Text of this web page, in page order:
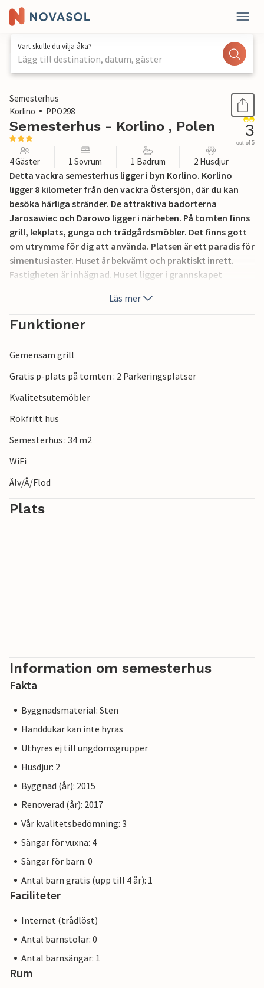
Vart skulle du vilja åka?
Lägg till destination, datum, gäster
1 / 23
Semesterhus
Korlino
PPO298
Semesterhus - Korlino , Polen 3
out of 5
4 Gäster 1 Sovrum 1 Badrum 2 Husdjur
Detta vackra semesterhus ligger i byn Korlino. Korlino
ligger 8 kilometer från den vackra Östersjön, där du kan
besöka härliga stränder. De attraktiva badorterna
Jarosawiec och Darowo ligger i närheten. På tomten finns
grill, lekplats, gunga och trädgårdsmöbler. Det finns gott
om utrymme för dig att använda. Platsen är ett paradis för
simentusiaster. Huset är bekvämt och praktiskt inrett.
Fastigheten är inhägnad. Huset ligger i grannskapet
Läs mer
Funktioner
Gemensam grill
Gratis p-plats på tomten : 2 Parkeringsplatser
Kvalitetsutemöbler
Rökfritt hus
Semesterhus : 34 m2
WiFi
Älv/Å/Flod
Plats
Information om semesterhus
Fakta
Byggnadsmaterial: Sten
Handdukar kan inte hyras
Uthyres ej till ungdomsgrupper
Husdjur: 2
Byggnad (år): 2015
Renoverad (år): 2017
Vår kvalitetsbedömning: 3
Sängar för vuxna: 4
Sängar för barn: 0
Antal barn gratis (upp till 4 år): 1
Faciliteter
Internet (trådlöst)
Antal barnstolar: 0
Antal barnsängar: 1
Rum